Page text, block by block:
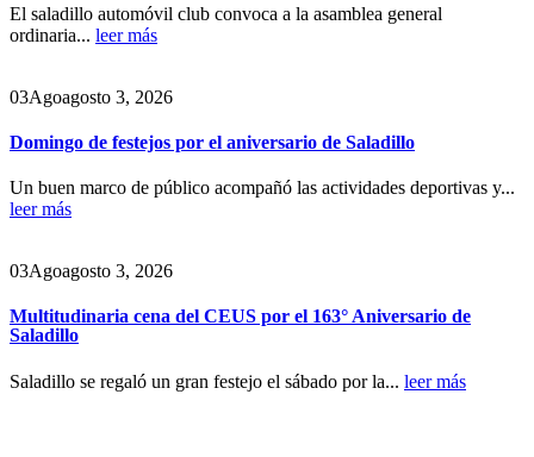
El saladillo automóvil club convoca a la asamblea general
ordinaria... leer más
03Agoagosto 3, 2026
Domingo de festejos por el aniversario de Saladillo
Un buen marco de público acompañó las actividades deportivas y...
leer más
03Agoagosto 3, 2026
Multitudinaria cena del CEUS por el 163° Aniversario de
Saladillo
Saladillo se regaló un gran festejo el sábado por la... leer más